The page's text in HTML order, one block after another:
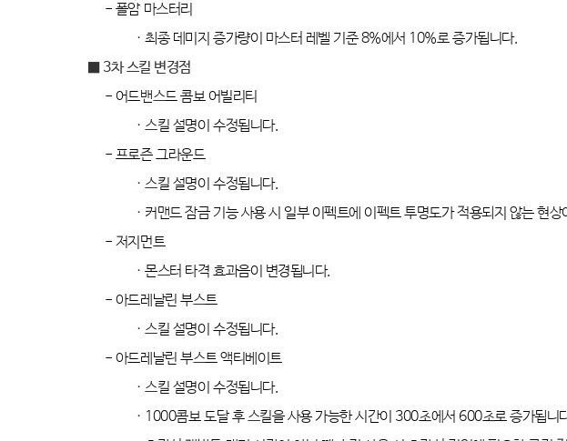
- 폴암 마스터리
·최종 데미지 증가량이 마스터 레벨 기준8%에서 10%로 증가됩니다.
■ 3차 스킬 변경점
- 어드밴스드 콤보 어빌리티
·스킬 설명이 수정됩니다.
- 프로즌 그라운드
·스킬 설명이 수정됩니다.
· 커맨드 잠금 기능 사용 시 일부 이펙트에 이펙트 투명도가 적용되지 않는 현상
- 저지먼트
·몬스터 타격 효과음이 변경됩니다.
- 아드레날린 부스트
·스킬 설명이 수정됩니다.
- 아드레날린 부스트 액티베이트
·스킬 설명이 수정됩니다.
· 1000콤보 도달 후 스킬을 사용 가능한 시간이 300초에서 600초로 증가됩니